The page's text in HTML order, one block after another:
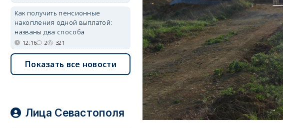
Как получить пенсионные
накопления одной выплатой:
названы два способа
12:16 2 321
Показать все новости
Лица Севастополя